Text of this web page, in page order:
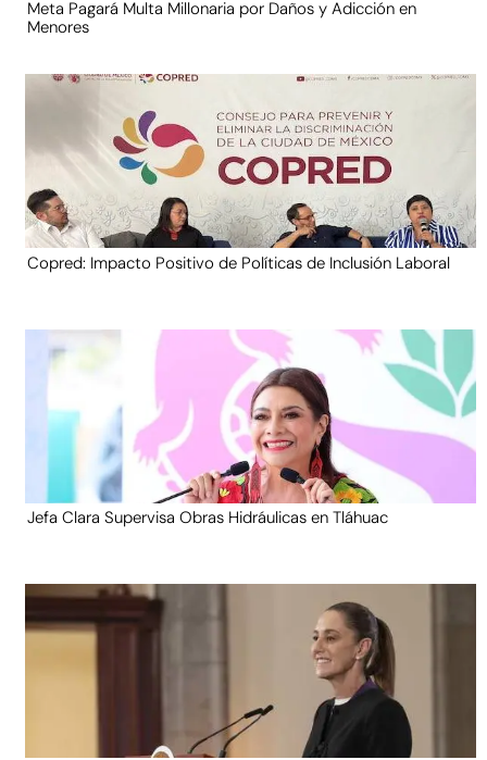
Meta Pagará Multa Millonaria por Daños y Adicción en
Menores
Copred: Impacto Positivo de Políticas de Inclusión Laboral
Jefa Clara Supervisa Obras Hidráulicas en Tláhuac